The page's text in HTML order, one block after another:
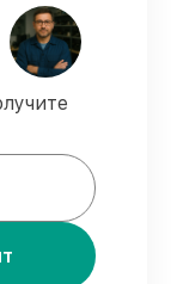
к